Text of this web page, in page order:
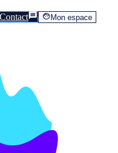
Contact Mon espace